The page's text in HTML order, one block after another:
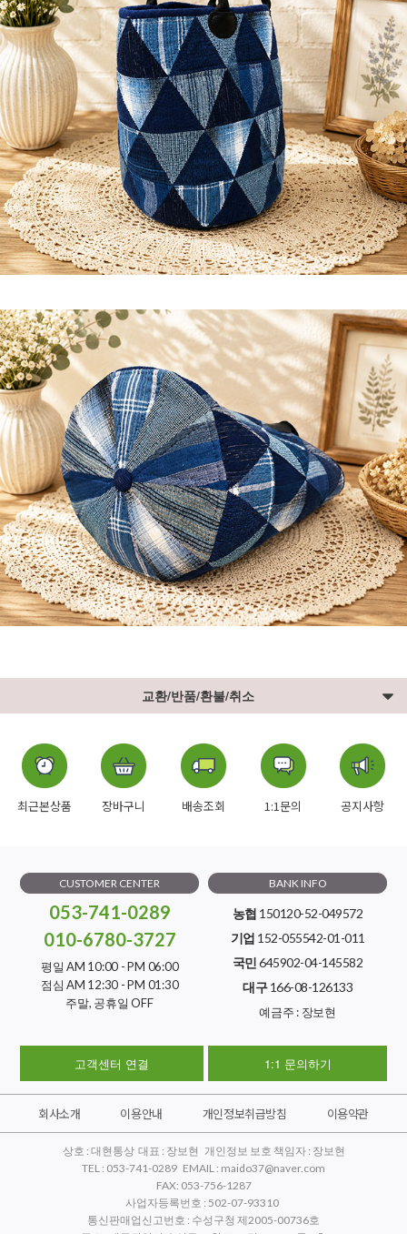
교환/반품/환불/취소
최근본상품 장바구니 배송조회 1:1문의 공지사항
CUSTOMER CENTER
053-741-0289
010-6780-3727
평일 AM 10:00 - PM 06:00
점심 AM 12:30 - PM 01:30
주말, 공휴일 OFF
BANK INFO
농협 150120-52-049572
기업 152-055542-01-011
국민645902-04-145582
대구166-08-126133
예금주 : 장보현
고객센터 연결 1:1 문의하기
회사소개 이용안내 개인정보취급방침 이용약관
상호 : 대현통상 대표 : 장보현 개인정보 보호 책임자 : 장보현
TEL : 053-741-0289 EMAIL : maido37@naver.com
FAX: 053-756-1287
사업자등록번호 : 502-07-93310
통신판매업신고번호 : 수성구청 제2005-00736호